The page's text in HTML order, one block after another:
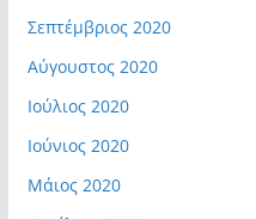
Σεπτέμβριος 2020
Αύγουστος 2020
Ιούλιος 2020
Ιούνιος 2020
Μάιος 2020